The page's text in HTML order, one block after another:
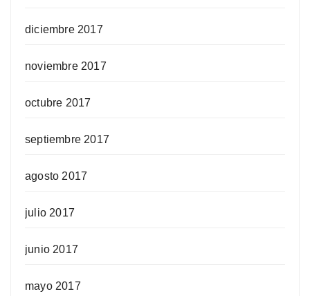
diciembre 2017
noviembre 2017
octubre 2017
septiembre 2017
agosto 2017
julio 2017
junio 2017
mayo 2017